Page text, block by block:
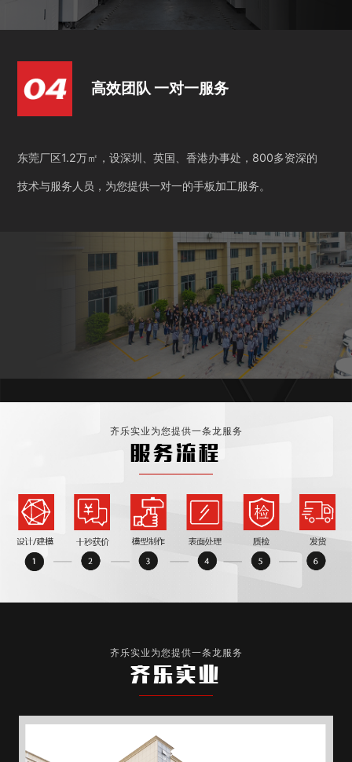
高效团队 一对一服务
东莞厂区1.2万㎡，设深圳、英国、香港办事处，800多资深的
技术与服务人员，为您提供一对一的手板加工服务。
齐乐实业为您提供一条龙服务
服务流程
齐乐实业为您提供一条龙服务
齐乐实业